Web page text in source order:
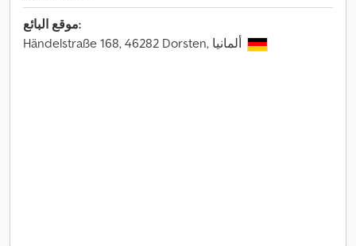
موقع البائع: